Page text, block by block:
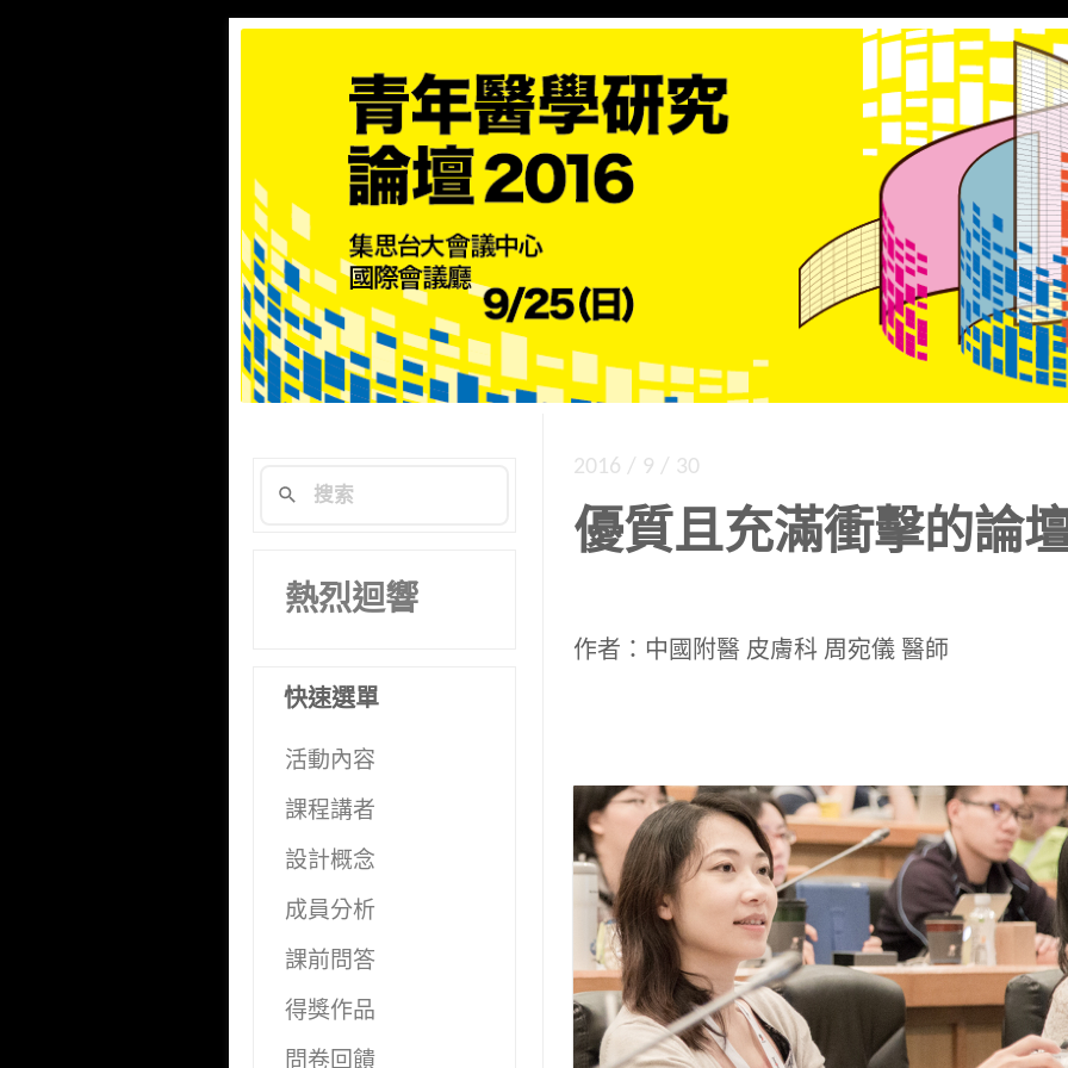
青年醫學研究論壇 2016
專門為「剛起步的醫學研究者」設計的研討會，各路成績卓著的講者，與
資料庫、統合分析。
2016 / 9 / 30
優質且充滿衝擊的論
作者：中國附醫 皮膚科 周宛儀 醫師
熱烈迴響
快速選單
活動內容
課程講者
設計概念
成員分析
課前問答
得獎作品
問卷回饋